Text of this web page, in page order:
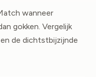
wanneer
gokken. Vergelijk
de dichtstbijzijnde